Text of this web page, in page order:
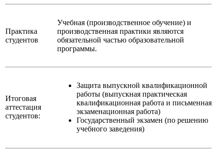
Практика
студентов
Учебная (производственное обучение) и
производственная практики являются
обязательной частью образовательной
программы.
Итоговая
аттестация
студентов:
Защита выпускной квалификационной
работы (выпускная практическая
квалификационная работа и письменная
экзаменационная работа)
Государственный экзамен (по решению
учебного заведения)